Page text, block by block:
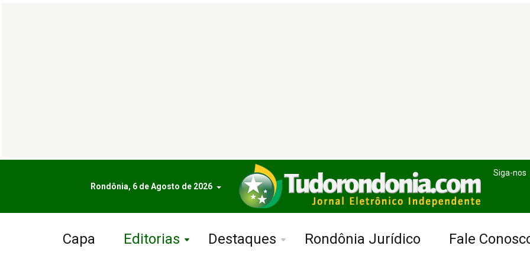
Rondônia, 6 de Agosto de 2026
Siga-nos
Capa Editorias Destaques Rondônia Jurídico Fale